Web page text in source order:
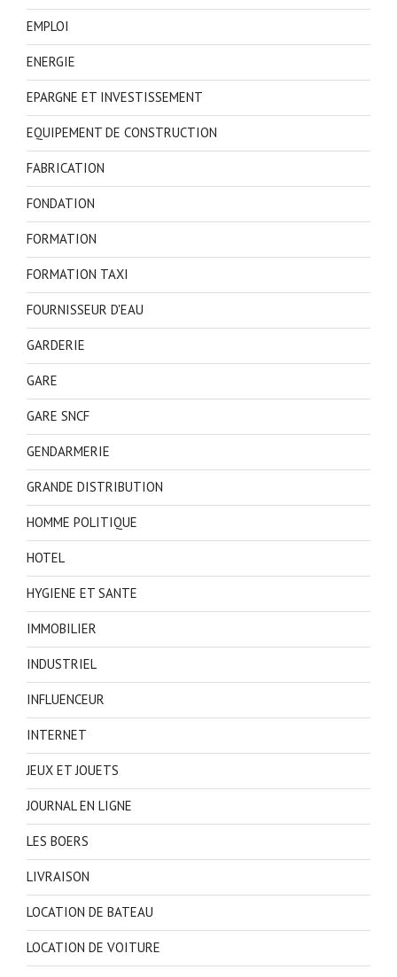
EMPLOI
ENERGIE
EPARGNE ET INVESTISSEMENT
EQUIPEMENT DE CONSTRUCTION
FABRICATION
FONDATION
FORMATION
FORMATION TAXI
FOURNISSEUR D'EAU
GARDERIE
GARE
GARE SNCF
GENDARMERIE
GRANDE DISTRIBUTION
HOMME POLITIQUE
HOTEL
HYGIENE ET SANTE
IMMOBILIER
INDUSTRIEL
INFLUENCEUR
INTERNET
JEUX ET JOUETS
JOURNAL EN LIGNE
LES BOERS
LIVRAISON
LOCATION DE BATEAU
LOCATION DE VOITURE